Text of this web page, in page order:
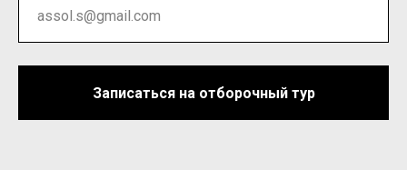
Записаться на отборочный тур